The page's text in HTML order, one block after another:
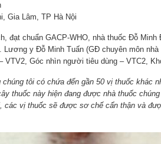
Gia Lâm, TP Hà Nội
đạt chuẩn GACP-WHO, nhà thuốc Đỗ
Lương y Đỗ Minh Tuấn (GĐ chuyên môn
VTV2, Góc nhìn người tiêu dùng – VTC2,
tôi có chứa đến gần 50 vị thuốc khác
thuốc này hiện đang được nhà thuốc
các vị thuốc sẽ được sơ chế cẩn thận và